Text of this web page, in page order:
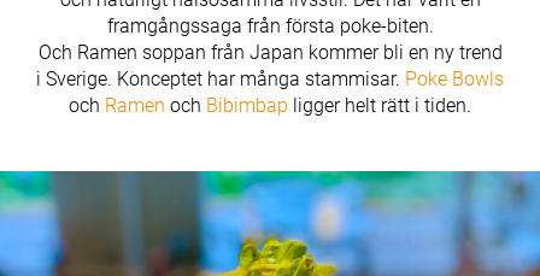
framgångssaga från första poke-biten.
Och Ramen soppan från Japan kommer bli en ny trend
i Sverige. Konceptet har många stammisar. Poke Bowls
och Ramen och Bibimbap ligger helt rätt i tiden.